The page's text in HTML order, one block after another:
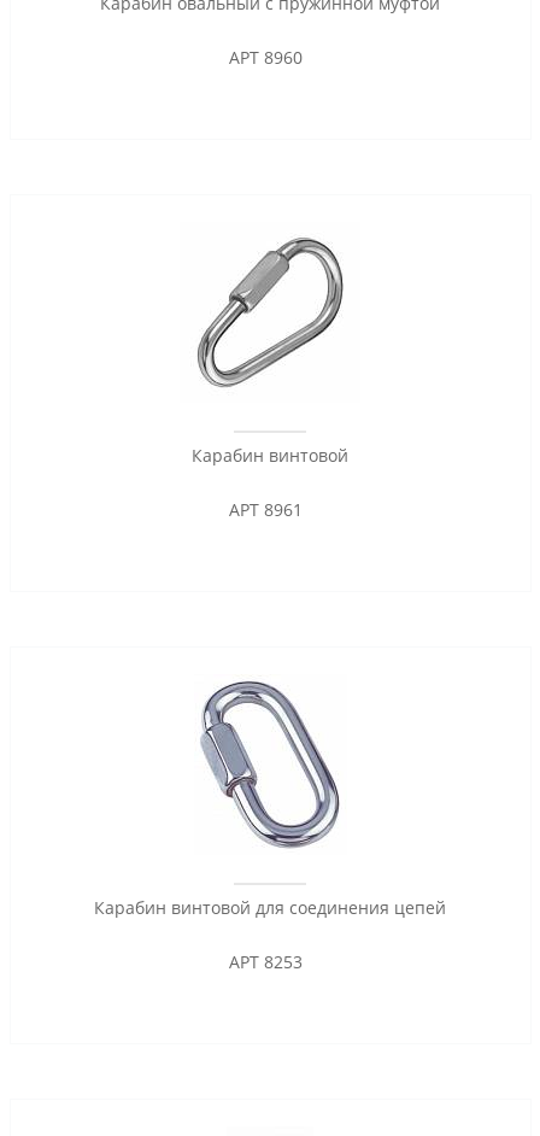
АРТ 8960
Карабин винтовой
АРТ 8961
Карабин винтовой для соединения цепей
АРТ 8253